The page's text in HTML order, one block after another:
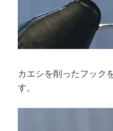
カエシを削ったフック
す。